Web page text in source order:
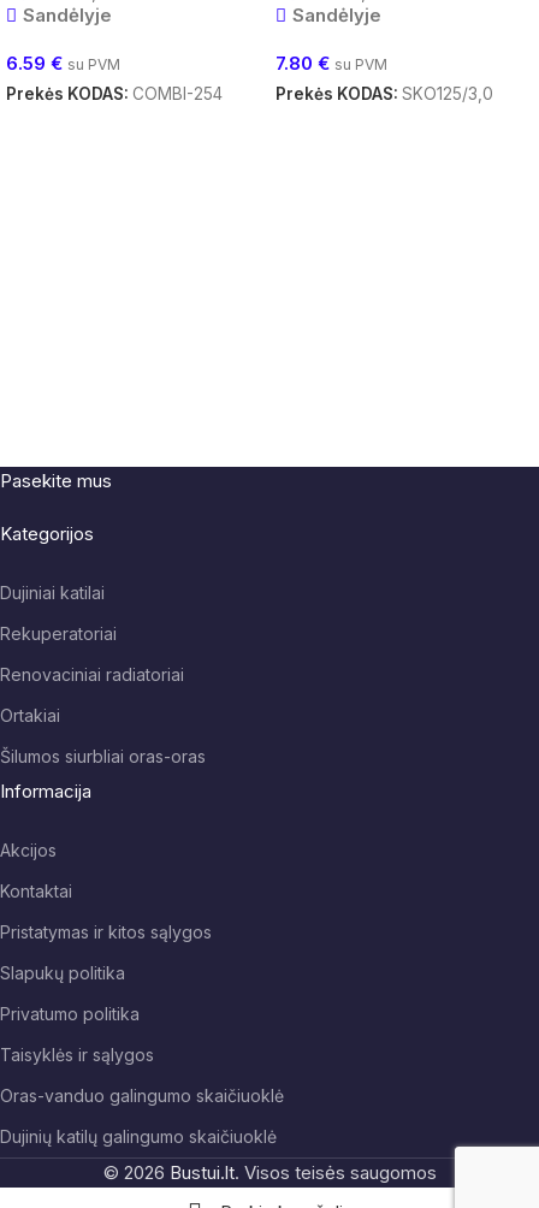
Sandėlyje
6.59 € su PVM
Prekės KODAS: COMBI-254
Sandėlyje
7.80 € su PVM
Prekės KODAS: SKO125/3,0
Pasekite mus
Kategorijos
Dujiniai katilai
Rekuperatoriai
Renovaciniai radiatoriai
Ortakiai
Šilumos siurbliai oras-oras
Informacija
Akcijos
Kontaktai
Pristatymas ir kitos sąlygos
Slapukų politika
Privatumo politika
Taisyklės ir sąlygos
Oras-vanduo galingumo skaičiuoklė
Dujinių katilų galingumo skaičiuoklė
© 2026 Bustui.lt. Visos teisės saugomos